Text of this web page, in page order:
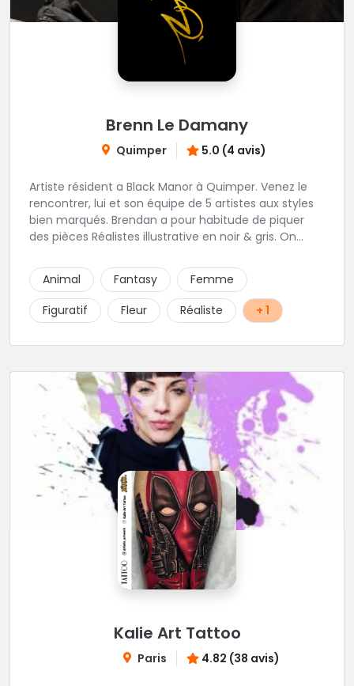
Brenn Le Damany
Quimper 5.0 (4 avis)
Artiste résident a Black Manor à Quimper. Venez le
rencontrer, lui et son équipe de 5 artistes aux styles
bien marqués. Brendan a pour habitude de piquer
des pièces Réalistes illustrative en noir & gris. On
de votre projet avec lui.
Animal Fantasy
Femme
Figuratif
Fleur Réaliste + 1
Kalie Art Tattoo
Paris 4.82 (38 avis)